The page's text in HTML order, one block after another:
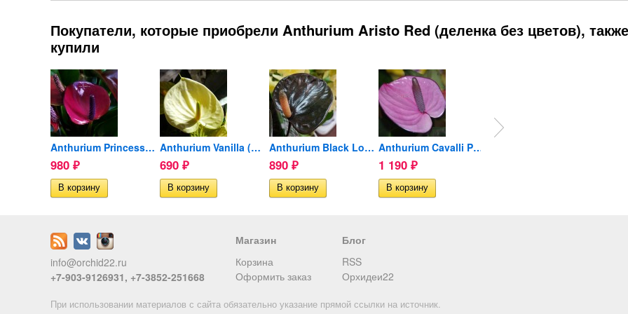
Покупатели, которые приобрели Anthurium Aristo Red (деленка без цветов), также
купили
Anthurium Princess Amalia...
980 ₽
Anthurium Vanilla (деленка...
690 ₽
Anthurium Black Love...
890 ₽
Anthurium Cavalli Purple...
1 190 ₽
info@orchid22.ru
+7-903-9126931, +7-3852-251668
Магазин
Корзина
Оформить заказ
Блог
RSS
Орхидеи22
При использовании материалов с сайта обязательно указание прямой ссылки на источник.